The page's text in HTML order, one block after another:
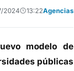
2024 13:22Agencias
modelo de
públicas